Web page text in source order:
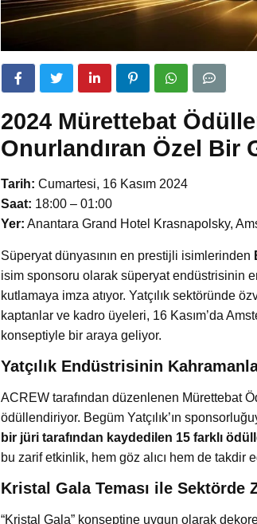
2024 Mürettebat
Onurlandıran Özel Bir
Tarih: Cumartesi, 16 Kasım 2024
Saat: 18:00 – 01:00
Yer: Anantara Grand Hotel Krasnapolsky,
Süperyat dünyasının en prestijli isimlerinden
isim sponsoru olarak süperyat endüstrisinin
kutlamaya imza atıyor. Yatçılık sektöründe
kaptanlar ve kadro üyeleri, 16 Kasım’da
konseptiyle bir araya geliyor.
Yatçılık Endüstrisinin
ACREW tarafından düzenlenen Mürettebat
ödüllendiriyor. Begüm Yatçılık’ın
bir jüri tarafından kaydedilen 15 farklı
bu zarif etkinlik, hem göz alıcı hem de takdir
Kristal Gala Teması ile Sektörde
“Kristal Gala” konseptine uygun olarak